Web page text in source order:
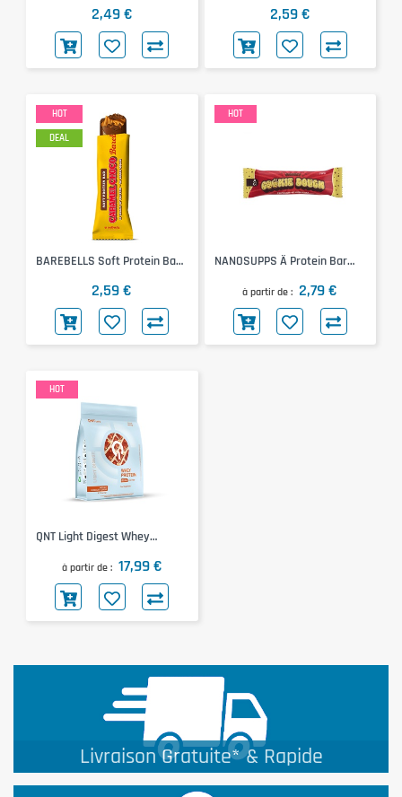
2,49 € 2,59 €
HOT
DEAL
BAREBELLS Soft Protein Bar
2,59 €
HOT
NANOSUPPS Ä Protein Bar
à partir de 2,79 €
HOT
QNT Light Digest Whey
500g)à partir de 17,99 €
Livraison Gratuite* & Rapide